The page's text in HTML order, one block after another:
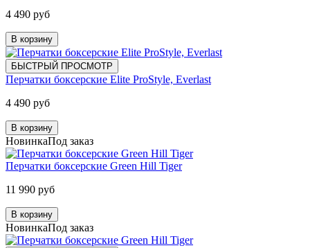
4 490 руб
В корзину
БЫСТРЫЙ ПРОСМОТР
Перчатки боксерские Elite ProStyle, Everlast
4 490 руб
В корзину
НовинкаПод заказ
Перчатки боксерские Green Hill Tiger
11 990 руб
В корзину
НовинкаПод заказ